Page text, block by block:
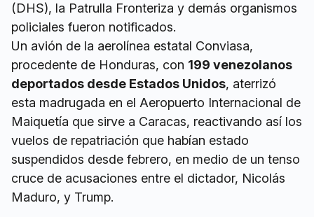
(DHS), la Patrulla Fronteriza y demás organismos
policiales fueron notificados.
Un avión de la aerolínea estatal Conviasa,
procedente de Honduras, con 199 venezolanos
deportados desde Estados Unidos, aterrizó
esta madrugada en el Aeropuerto Internacional de
Maiquetía que sirve a Caracas, reactivando así los
vuelos de repatriación que habían estado
suspendidos desde febrero, en medio de un tenso
cruce de acusaciones entre el dictador, Nicolás
Maduro, y Trump.